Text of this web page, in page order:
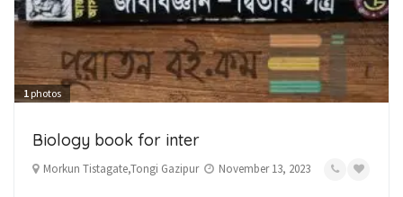
1photos
Biology book for inter
Morkun Tistagate,Tongi Gazipur November 13, 2023